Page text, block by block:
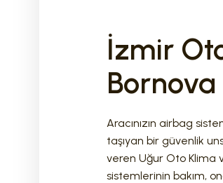
İzmir
Bornova
Aracınızın airbag
taşıyan bir güvenlik
veren Uğur Oto Klima
sistemlerinin bakım,